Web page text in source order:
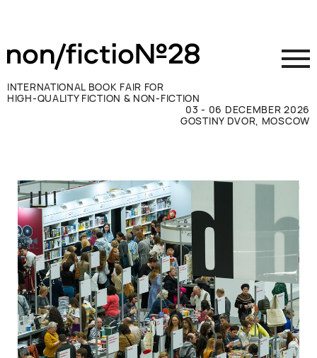
INTERNATIONAL BOOK FAIR FOR
HIGH-QUALITY FICTION & NON-FICTION
03 - 06 DECEMBER 2026
GOSTINY DVOR, MOSCOW
访客须知
新闻媒体
联系方式
ВКОНТАКТЕ TELEGRAM
RUSSIAN ENGLISH CHINESE